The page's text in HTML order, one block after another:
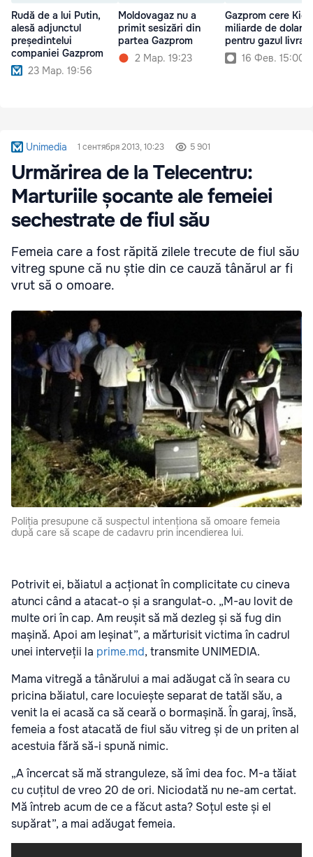
Rudă de a lui Putin,
alesă adjunctul
președintelui
companiei Gazprom
23 Мар. 19:56
Moldovagaz nu a
primit sesizări din
partea Gazprom
2 Мар. 19:23
Gazprom cere
miliarde de dolari
pentru gazul livrat
16 Фев. 15:00
Unimedia 1 сентября 2013, 10:23 5 901
Urmărirea de la Telecentru:
Marturiile șocante ale femeiei
sechestrate de fiul său
Femeia care a fost răpită zilele trecute de fiul său
vitreg spune că nu știe din ce cauză tânărul ar fi
vrut să o omoare.
Poliția presupune că suspectul intenționa să omoare femeia
după care să scape de cadavru prin incendierea lui.
Potrivit ei, băiatul a acționat în complicitate cu cineva
atunci când a atacat-o și a srangulat-o. „M-au lovit de
multe ori în cap. Am reușit să mă dezleg și să fug din
mașină. Apoi am leșinat”, a mărturisit victima în cadrul
unei interveții la prime.md, transmite UNIMEDIA.
Mama vitregă a tânărului a mai adăugat că în seara cu
pricina băiatul, care locuiește separat de tatăl său, a
venit la ei acasă ca să ceară o bormașină. În garaj, însă,
femeia a fost atacată de fiul său vitreg și de un priten al
acestuia fără să-i spună nimic.
„A încercat să mă stranguleze, să îmi dea foc. M-a tăiat
cu cuțitul de vreo 20 de ori. Niciodată nu ne-am certat.
Mă întreb acum de ce a făcut asta? Soțul este și el
supărat”, a mai adăugat femeia.